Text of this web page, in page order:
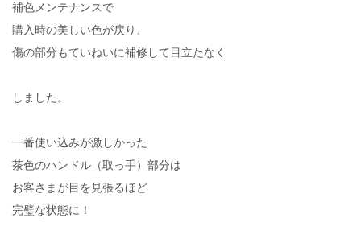
補色メンテナンスで
購入時の美しい色が戻り、
傷の部分もていねいに補修して目立たなく
しました。
一番使い込みが激しかった
茶色のハンドル（取っ手）部分は
お客さまが目を見張るほど
完璧な状態に！